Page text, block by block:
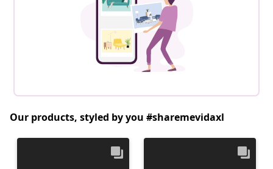
Our products, styled by you #sharemevidaxl